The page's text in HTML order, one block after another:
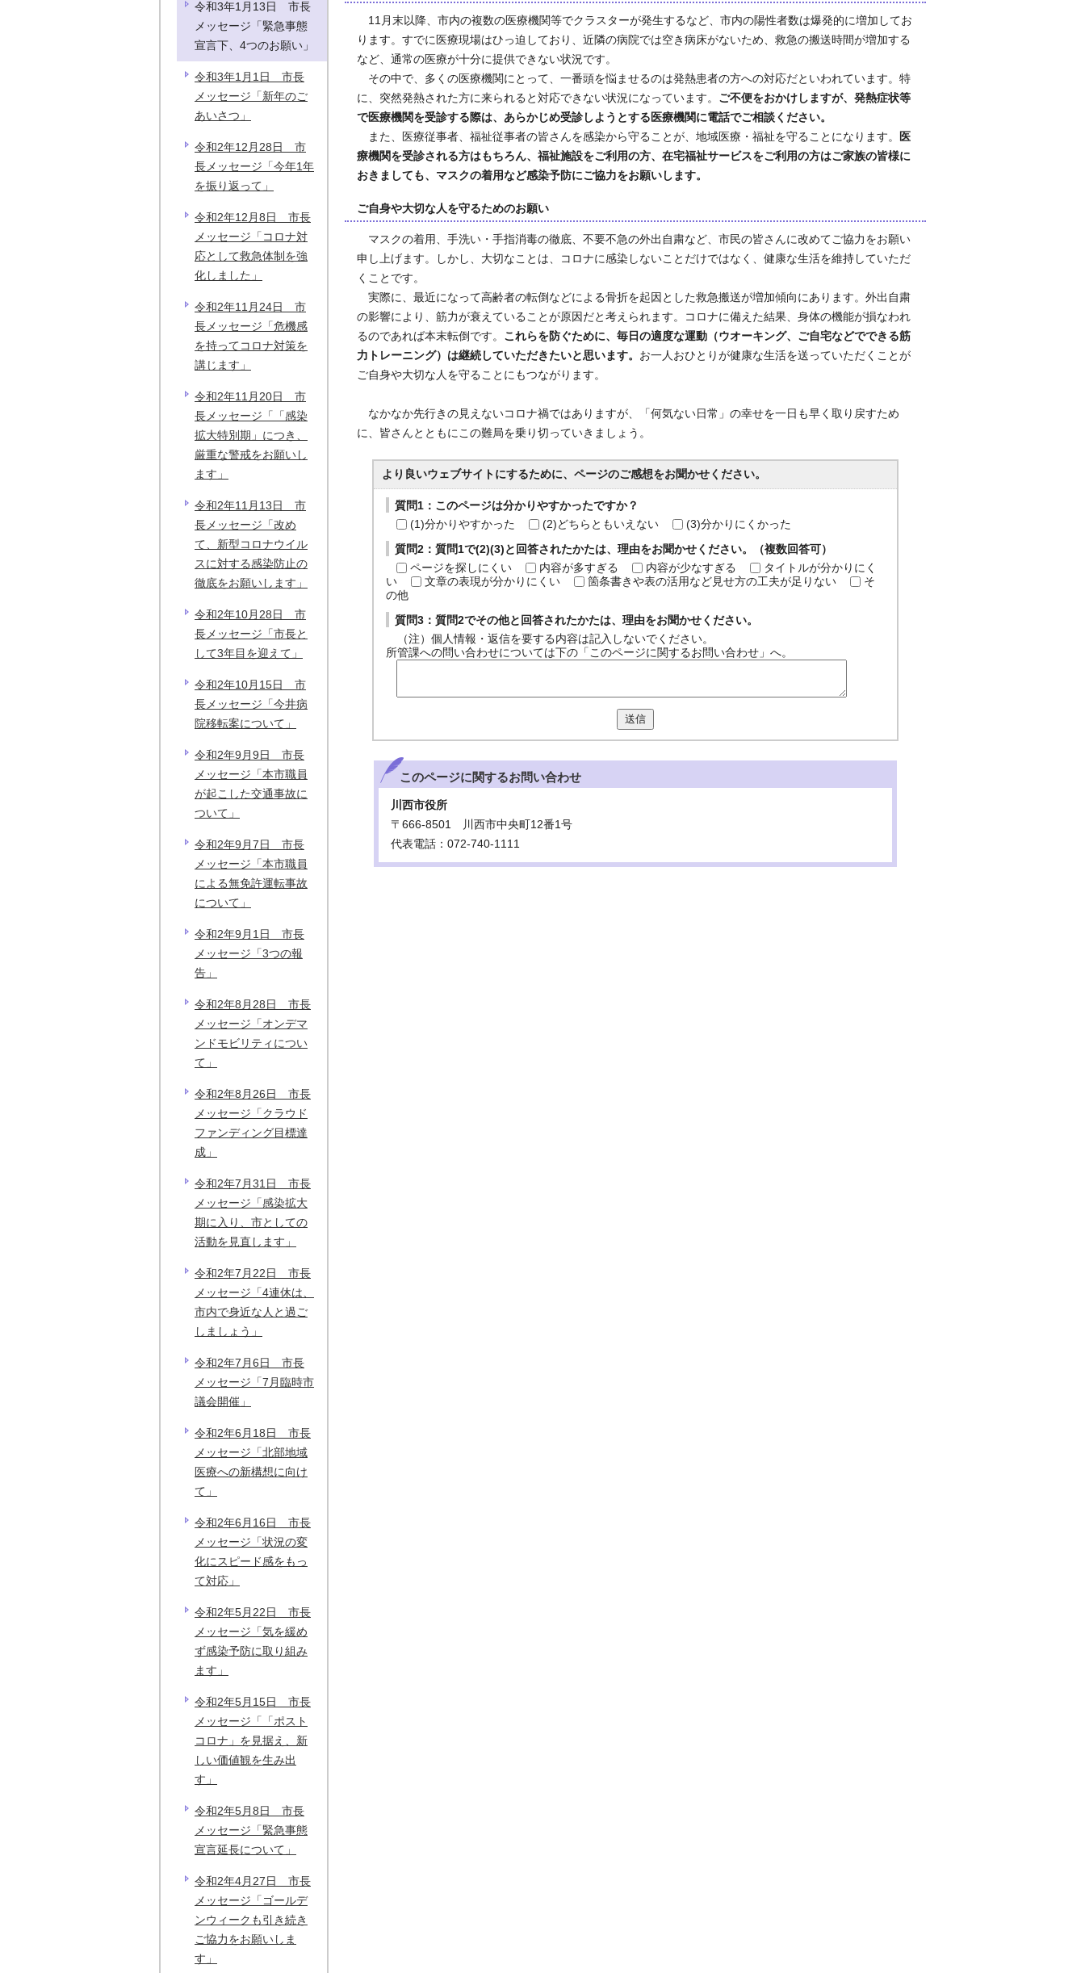
11月末以降、市内の複数の医療機関等でクラスターが発生するなど、市内の陽性者数は爆発的に増加してお
ります。すでに医療現場はひっ迫しており、近隣の病院では空き病床がないため、救急の搬送時間が増加する
など、通常の医療が十分に提供できない状況です。
その中で、多くの医療機関にとって、一番頭を悩ませるのは発熱患者の方への対応だといわれています。特
に、突然発熱された方に来られると対応できない状況になっています。 ご不便をおかけしますが、発熱症状等
で医療機関を受診する際は、あらかじめ受診しようとする医療機関に電話でご相談ください。
また、医療従事者、福祉従事者の皆さんを感染から守ることが、地域医療・福祉を守ることになります。
医
療機関を受診される方はもちろん、福祉施設をご利用の方、在宅福祉サービスをご利用の方はご家族の皆様に
おきましても、マスクの着用など感染予防にご協力をお願いします。
ご自身や大切な人を守るためのお願い
マスクの着用、手洗い・手指消毒の徹底、不要不急の外出自粛など、市民の皆さんに改めてご協力をお願い
申し上げます。しかし、大切なことは、コロナに感染しないことだけではなく、健康な生活を維持していただ
くことです。
実際に、最近になって高齢者の転倒などによる骨折を起因とした救急搬送が増加傾向にあります。外出自粛
の影響により、筋力が衰えていることが原因だと考えられます。コロナに備えた結果、身体の機能が損なわれ
るのであれば本末転倒です。 これらを防ぐために、毎日の適度な運動（ウオーキング、ご自宅などでできる筋
力トレーニング）は継続していただきたいと思います。 お一人おひとりが健康な生活を送っていただくことが
ご自身や大切な人を守ることにもつながります。
なかなか先行きの見えないコロナ禍ではありますが、「何気ない日常」の幸せを一日も早く取り戻すため
に、皆さんとともにこの難局を乗り切っていきましょう。
より良いウェブサイトにするために、ページのご感想をお聞かせください。
質問1：このページは分かりやすかったですか？
(1)分かりやすかった
(2)どちらともいえない (3)分かりにくかった
質問2：質問1で(2)(3)と回答されたかたは、理由をお聞かせください。（複数回答可）
ページを探しにくい
内容が多すぎる 内容が少なすぎる
タイトルが分かりにく
い
文章の表現が分かりにくい 箇条書きや表の活用など見せ方の工夫が足りない
そ
の他
質問3：質問2でその他と回答されたかたは、理由をお聞かせください。
（注）個人情報・返信を要する内容は記入しないでください。
所管課への問い合わせについては下の「このページに関するお問い合わせ」へ。
送信
このページに関するお問い合わせ
川西市役所
〒666-8501 川西市中央町12番1号
代表電話：072-740-1111
令和3年1月13日 市長
メッセージ「緊急事態
宣言下、4つのお願い」
令和3年1月1日 市長
メッセージ「新年のご
あいさつ」
令和2年12月28日 市
長メッセージ「今年1年
を振り返って」
令和2年12月8日 市長
メッセージ「コロナ対
応として救急体制を強
化しました」
令和2年11月24日 市
長メッセージ「危機感
を持ってコロナ対策を
講じます」
令和2年11月20日 市
長メッセージ「「感染
拡大特別期」につき、
厳重な警戒をお願いし
ます」
令和2年11月13日 市
長メッセージ「改め
て、新型コロナウイル
スに対する感染防止の
徹底をお願いします」
令和2年10月28日 市
長メッセージ「市長と
して3年目を迎えて」
令和2年10月15日 市
長メッセージ「今井病
院移転案について」
令和2年9月9日 市長
メッセージ「本市職員
が起こした交通事故に
ついて」
令和2年9月7日 市長
メッセージ「本市職員
による無免許運転事故
について」
令和2年9月1日 市長
メッセージ「3つの報
告」
令和2年8月28日 市長
メッセージ「オンデマ
ンドモビリティについ
て」
令和2年8月26日 市長
メッセージ「クラウド
ファンディング目標達
成」
令和2年7月31日 市長
メッセージ「感染拡大
期に入り、市としての
活動を見直します」
令和2年7月22日 市長
メッセージ「4連休は、
市内で身近な人と過ご
しましょう」
令和2年7月6日 市長
メッセージ「7月臨時市
議会開催」
令和2年6月18日 市長
メッセージ「北部地域
医療への新構想に向け
て」
令和2年6月16日 市長
メッセージ「状況の変
化にスピード感をもっ
て対応」
令和2年5月22日 市長
メッセージ「気を緩め
ず感染予防に取り組み
ます」
令和2年5月15日 市長
メッセージ「「ポスト
コロナ」を見据え、新
しい価値観を生み出
す」
令和2年5月8日 市長
メッセージ「緊急事態
宣言延長について」
令和2年4月27日 市長
メッセージ「ゴールデ
ンウィークも引き続き
ご協力をお願いしま
す」